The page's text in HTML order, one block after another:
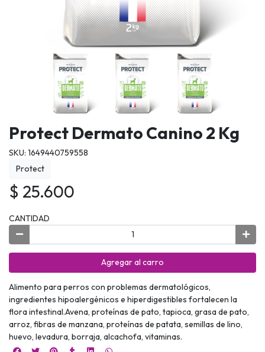
Protect Dermato Canino 2 Kg
SKU: 1649440759558
Protect
$ 25.600
CANTIDAD
Agregar al carro
Alimento para perros con problemas dermatológicos,
ingredientes hipoalergénicos e hiperdigestibles fortalecen la
flora intestinal.Avena, proteínas de pato, tapioca, grasa de pato,
arroz, fibras de manzana, proteínas de patata, semillas de lino,
huevo, levadura, borraja, alcachofa, vitaminas.